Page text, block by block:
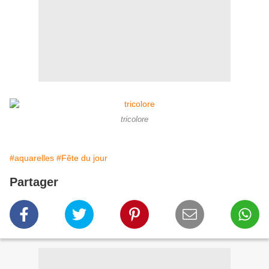
tricolore
#aquarelles #Fête du jour
Partager